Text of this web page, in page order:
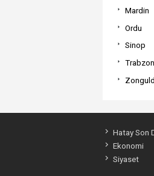
Mardin
Ordu
Sinop
Trabzon
Hatay Son
Ekonomi
Siyaset